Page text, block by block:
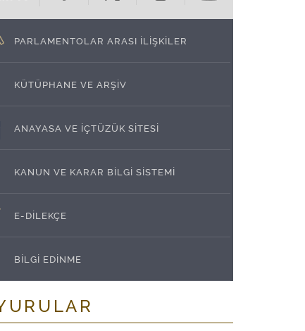
PARLAMENTOLAR ARASI İLİŞKİLER
KÜTÜPHANE VE ARŞİV
ANAYASA VE İÇTÜZÜK SİTESİ
KANUN VE KARAR BİLGİ SİSTEMİ
E-DİLEKÇE
BİLGİ EDİNME